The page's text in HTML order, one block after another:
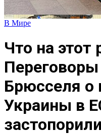
В Мире
Что на этот
Брюсселя о
Украины в